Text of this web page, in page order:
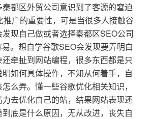
都区外贸公司意识到了客源的窘迫
推广的重要性，可是当很多人接触谷
现自己做或者选择秦都区SEO公司
。想自学谷歌SEO会发现要弄明白
牵扯到网站编程，很多东西都是只
如何具体操作，不知从何着手，自
么弄。懂一些谷歌优化相关知识，
去优化自己的站，结果网站表现还
底是什么原因，无从改进，丧失自